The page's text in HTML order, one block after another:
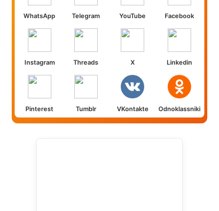
WhatsApp Telegram YouTube Facebook
Instagram Threads X Linkedin
Pinterest Tumblr VKontakte Odnoklassniki